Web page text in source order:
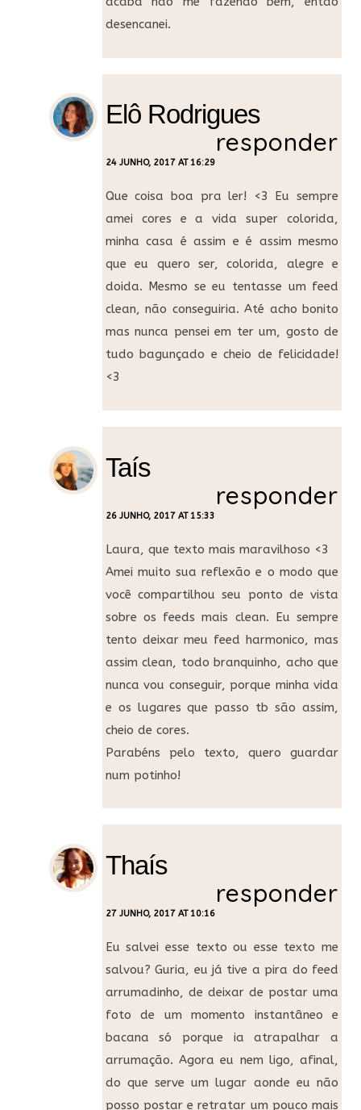
desencanei.
Elô Rodrigues
24 JUNHO, 2017 AT 16:29
responder
Que coisa boa pra ler! <3 Eu sempre
amei cores e a vida super colorida,
minha casa é assim e é assim mesmo
que eu quero ser, colorida, alegre e
doida. Mesmo se eu tentasse um feed
clean, não conseguiria. Até acho bonito
mas nunca pensei em ter um, gosto de
tudo bagunçado e cheio de felicidade!
<3
Taís
26 JUNHO, 2017 AT 15:33
responder
Laura, que texto mais maravilhoso <3
Amei muito sua reflexão e o modo que
você compartilhou seu ponto de vista
sobre os feeds mais clean. Eu sempre
tento deixar meu feed harmonico, mas
assim clean, todo branquinho, acho que
nunca vou conseguir, porque minha vida
e os lugares que passo tb são assim,
cheio de cores.
Parabéns pelo texto, quero guardar
num potinho!
Thaís
27 JUNHO, 2017 AT 10:16
responder
Eu salvei esse texto ou esse texto me
salvou? Guria, eu já tive a pira do feed
arrumadinho, de deixar de postar uma
foto de um momento instantâneo e
bacana só porque ia atrapalhar a
arrumação. Agora eu nem ligo, afinal,
do que serve um lugar aonde eu não
posso postar e retratar um pouco mais